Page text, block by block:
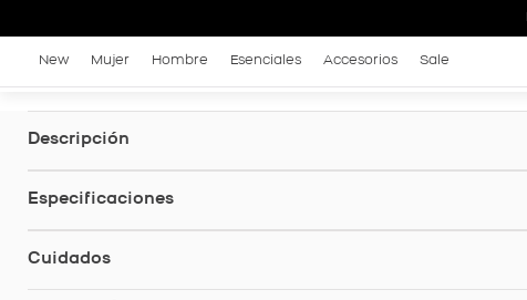
New Mujer Hombre Esenciales Accesorios Sale
Descripción
Especificaciones
Cuidados